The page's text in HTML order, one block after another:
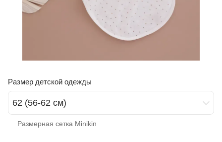
Размер детской одежды
62 (56-62 см)
Размерная сетка Minikin